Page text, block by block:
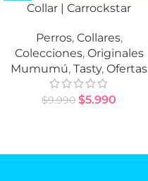
Collar | Carrockstar
Perros, Collares,
Colecciones, Originales
Mumumú, Tasty, Ofertas
$9.990 $5.990